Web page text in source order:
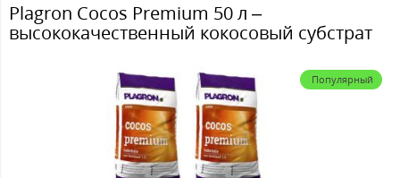
Plagron Cocos Premium 50 л –
высококачественный кокосовый субстрат
Популярный